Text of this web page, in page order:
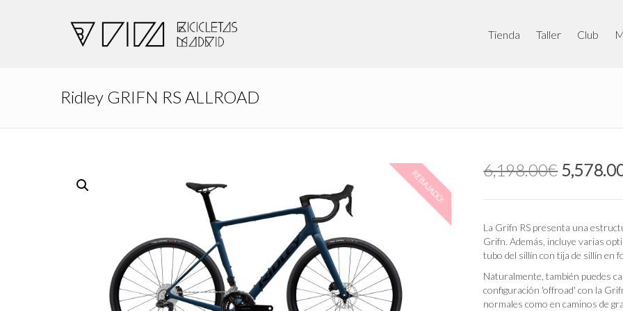
Tienda Taller Club
Ridley GRIFN RS ALLROAD
REBAJADO! 6,198.00€ El
precio
original
La Grifn RS presenta una
Grifn. Además, incluye varias
tubo del sillín con tija de sillín en
Naturalmente, también puedes
configuración 'offroad' con la
normales como en caminos de